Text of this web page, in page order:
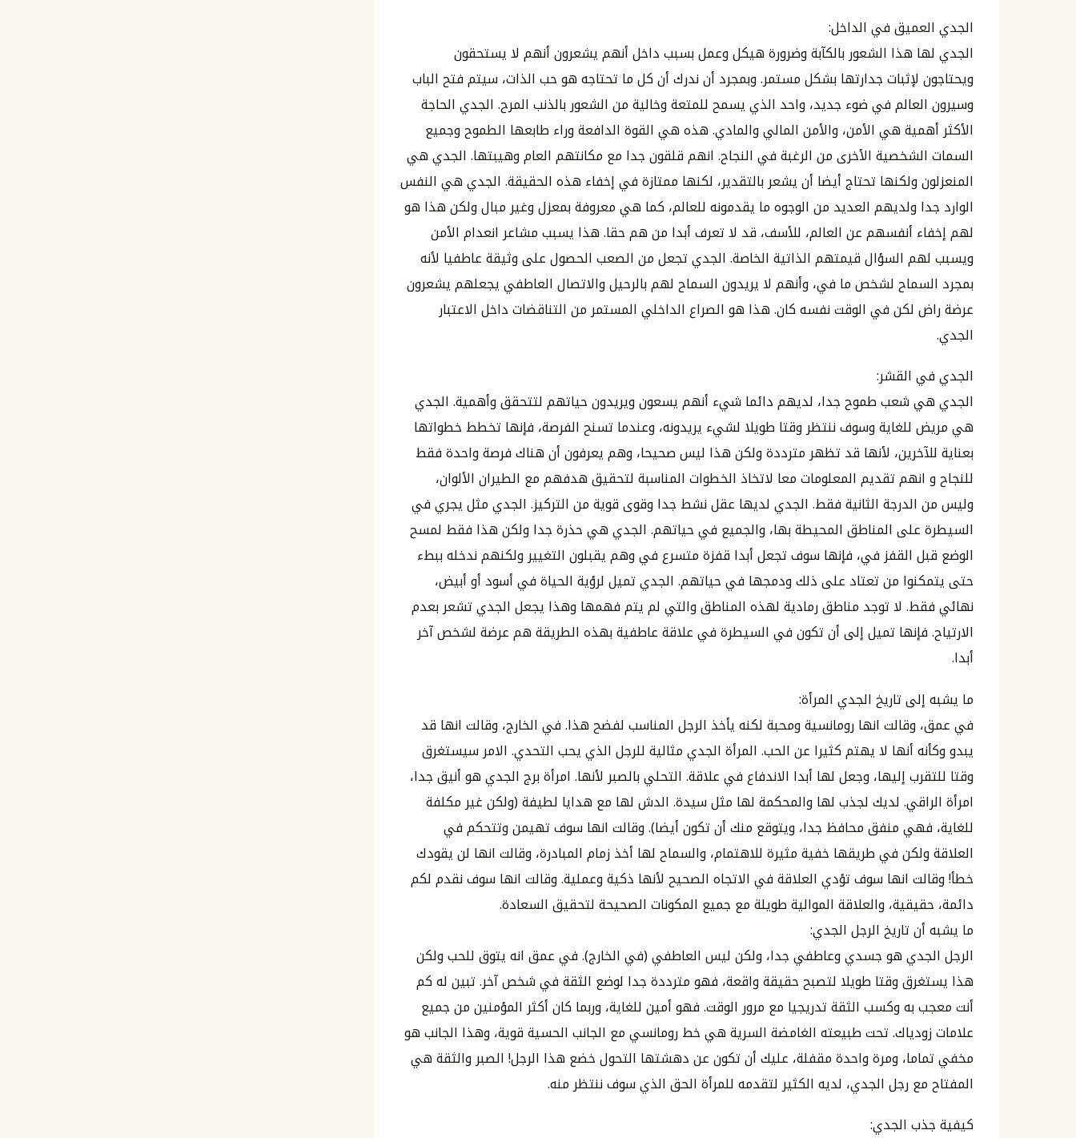
الجدي العميق في الداخل:
الجدي لها هذا الشعور بالكآبة وضرورة هيكل وعمل بسبب داخل أنهم يشعرون أنهم لا يستحقون
ويحتاجون لإثبات جدارتها بشكل مستمر. وبمجرد أن ندرك أن كل ما تحتاجه هو حب الذات، سيتم فتح الباب
وسيرون العالم في ضوء جديد، واحد الذي يسمح للمتعة وخالية من الشعور بالذنب المرح. الجدي الحاجة
الأكثر أهمية هي الأمن، والأمن المالي والمادي. هذه هي القوة الدافعة وراء طابعها الطموح وجميع
السمات الشخصية الأخرى من الرغبة في النجاح. انهم قلقون جدا مع مكانتهم العام وهيبتها. الجدي هي
المنعزلون ولكنها تحتاج أيضا أن يشعر بالتقدير، لكنها ممتازة في إخفاء هذه الحقيقة. الجدي هي النفس
الوارد جدا ولديهم العديد من الوجوه ما يقدمونه للعالم، كما هي معروفة بمعزل وغير مبال ولكن هذا هو
لهم إخفاء أنفسهم عن العالم، للأسف، قد لا تعرف أبدا من هم حقا. هذا يسبب مشاعر انعدام الأمن
ويسبب لهم السؤال قيمتهم الذاتية الخاصة. الجدي تجعل من الصعب الحصول على وثيقة عاطفيا لأنه
بمجرد السماح لشخص ما في، وأنهم لا يريدون السماح لهم بالرحيل والاتصال العاطفي يجعلهم يشعرون
عرضة راض لكن في الوقت نفسه كان. هذا هو الصراع الداخلي المستمر من التناقضات داخل الاعتبار
الجدي.
الجدي في القشر:
الجدي هي شعب طموح جدا، لديهم دائما شيء أنهم يسعون ويريدون حياتهم لتتحقق وأهمية. الجدي
هي مريض للغاية وسوف ننتظر وقتا طويلا لشيء يريدونه، وعندما تسنح الفرصة، فإنها تخطط خطواتها
بعناية للآخرين، لأنها قد تظهر مترددة ولكن هذا ليس صحيحا، وهم يعرفون أن هناك فرصة واحدة فقط
للنجاح و انهم تقديم المعلومات معا لاتخاذ الخطوات المناسبة لتحقيق هدفهم مع الطيران الألوان،
وليس من الدرجة الثانية فقط. الجدي لديها عقل نشط جدا وقوى قوية من التركيز. الجدي مثل يجري في
السيطرة على المناطق المحيطة بها، والجميع في حياتهم. الجدي هي حذرة جدا ولكن هذا فقط لمسح
الوضع قبل القفز في، فإنها سوف تجعل أبدا قفزة متسرع في وهم يقبلون التغيير ولكنهم ندخله ببطء
حتى يتمكنوا من تعتاد على ذلك ودمجها في حياتهم. الجدي تميل لرؤية الحياة في أسود أو أبيض،
نهائي فقط. لا توجد مناطق رمادية لهذه المناطق والتي لم يتم فهمها وهذا يجعل الجدي تشعر بعدم
الارتياح. فإنها تميل إلى أن تكون في السيطرة في علاقة عاطفية بهذه الطريقة هم عرضة لشخص آخر
أبدا.
ما يشبه إلى تاريخ الجدي المرأة:
في عمق، وقالت انها رومانسية ومحبة لكنه يأخذ الرجل المناسب لفضح هذا. في الخارج، وقالت انها قد
يبدو وكأنه أنها لا يهتم كثيرا عن الحب. المرأة الجدي مثالية للرجل الذي يحب التحدي. الامر سيستغرق
وقتا للتقرب إليها، وجعل لها أبدا الاندفاع في علاقة. التحلي بالصبر لأنها. امرأة برج الجدي هو أنيق جدا،
امرأة الراقي. لديك لجذب لها والمحكمة لها مثل سيدة. الدش لها مع هدايا لطيفة (ولكن غير مكلفة
للغاية، فهي منفق محافظ جدا، ويتوقع منك أن تكون أيضا). وقالت انها سوف تهيمن وتتحكم في
العلاقة ولكن في طريقها خفية مثيرة للاهتمام، والسماح لها أخذ زمام المبادرة، وقالت انها لن يقودك
خطأ! وقالت انها سوف تؤدي العلاقة في الاتجاه الصحيح لأنها ذكية وعملية. وقالت انها سوف نقدم لكم
دائمة، حقيقية، والعلاقة الموالية طويلة مع جميع المكونات الصحيحة لتحقيق السعادة.
ما يشبه أن تاريخ الرجل الجدي:
الرجل الجدي هو جسدي وعاطفي جدا، ولكن ليس العاطفي (في الخارج). في عمق انه يتوق للحب ولكن
هذا يستغرق وقتا طويلا لتصبح حقيقة واقعة، فهو مترددة جدا لوضع الثقة في شخص آخر. تبين له كم
أنت معجب به وكسب الثقة تدريجيا مع مرور الوقت. فهو أمين للغاية، وربما كان أكثر المؤمنين من جميع
علامات زودياك. تحت طبيعته الغامضة السرية هي خط رومانسي مع الجانب الحسية قوية، وهذا الجانب هو
مخفي تماما، ومرة واحدة مقفلة، عليك أن تكون عن دهشتها التحول خضع هذا الرجل! الصبر والثقة هي
المفتاح مع رجل الجدي، لديه الكثير لتقدمه للمرأة الحق الذي سوف ننتظر منه.
كيفية جذب الجدي: